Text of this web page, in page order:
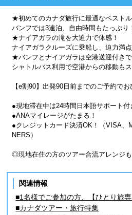
★初めてのカナダ旅行に最適なベストル
バンフでは3連泊、自由時間もたっぷり
★ナイアガラの滝を大迫力で体感！
ナイアガラクルーズに乗船し、迫力満
★バンフとナイアガラは空港送迎付きで
シャトルバス利用で空港からの移動も
【e割90】出発90日前までのご予約で
●現地滞在中は24時間日本語サポート付
●ANAマイレージがたまる！
●クレジットカード決済OK！（VISA、
NERS）
◎現地在住の方のツアー合流アレンジも
関連情報
■1名様でご参加の方、【ひとり旅
■カナダツアー・旅行特集